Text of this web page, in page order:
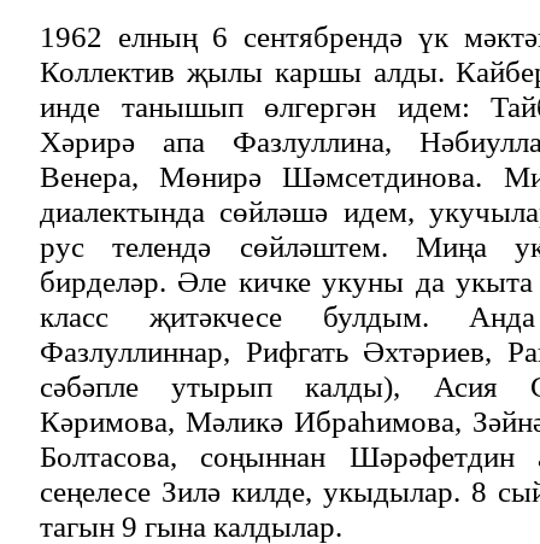
1962 елның 6 сентябрендә үк
Коллектив җылы каршы алды.
инде танышып өлгергән идем:
Хәрирә апа Фазлуллина,
Венера, Мөнирә Шәмсетдинова.
диалектында сөйләшә идем,
рус телендә сөйләштем. Миңа
бирделәр. Әле кичке укуны да
класс җитәкчесе булдым.
Фазлуллиннар, Рифгать Әхтәриев,
сәбәпле утырып калды), Асия
Кәримова, Мәликә Ибраһимова,
Болтасова, соңыннан
сеңелесе Зилә килде, укыдылар. 8
тагын 9 гына калдылар.